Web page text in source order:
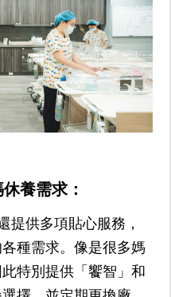
養需求：
提供多項貼心服務，
種需求。像是很多媽
特別提供「饗智」和